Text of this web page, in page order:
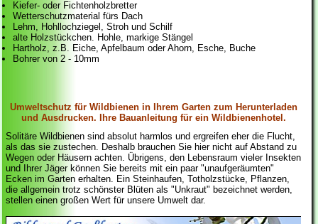
Kiefer- oder Fichtenholzbretter
Wetterschutzmaterial fürs Dach
Lehm, Hohllochziegel, Stroh und Schilf
alte Holzstückchen. Hohle, markige Stängel
Hartholz, z.B. Eiche, Apfelbaum oder Ahorn, Esche, Buche
Bohrer von 2 - 10mm
Umweltschutz für Wildbienen in Ihrem Garten zum Herunterladen
und Ausdrucken. Ihre Bauanleitung für ein Wildbienenhotel.
Solitäre Wildbienen sind absolut harmlos und ergreifen eher die Flucht,
als das sie zustechen. Deshalb brauchen Sie hier nicht auf Abstand zu
Wegen oder Häusern achten. Übrigens, den Lebensraum vieler Insekten
und Ihrer Jäger können Sie bereits mit ein paar "unaufgeräumten"
Ecken im Garten erhalten. Ein Steinhaufen, Totholzstücke, Pflanzen,
die allgemein trotz schönster Blüten als "Unkraut" bezeichnet werden,
stellen einen großen Wert für unsere Umwelt dar.